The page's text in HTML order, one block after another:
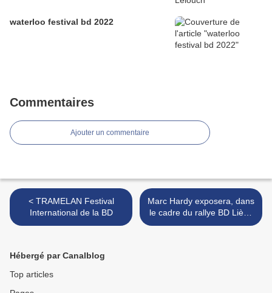
waterloo festival bd 2022
Commentaires
Ajouter un commentaire
< TRAMELAN Festival
International de la BD
Marc Hardy exposera, dans
le cadre du rallye BD Liège
: >
Hébergé par Canalblog
Top articles